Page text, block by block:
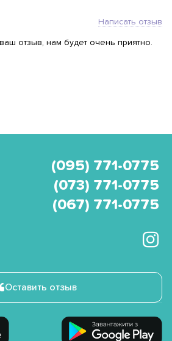
Написать отзыв
отзыв, нам будет очень приятно.
(095) 771-0775
(073) 771-0775
(067) 771-0775
Оставить отзыв